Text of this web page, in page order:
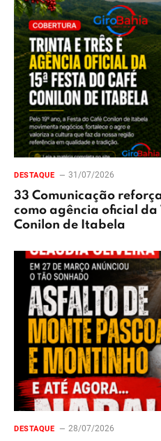
DESTAQUE 31/07/2026
33 Comunicação
como agência oficial da
Conilon de Itabela
DESTAQUE 28/07/2026